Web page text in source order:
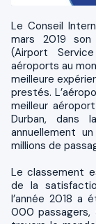
Le Conseil International des Aéroports (ACI) a publié le 6
mars 2019
(Airport
aéroports au
meilleure
prestés.
meilleur
Durban, dans
annuellement
millions de
Le classement
de la
l’année 2018 a
000 passagers,